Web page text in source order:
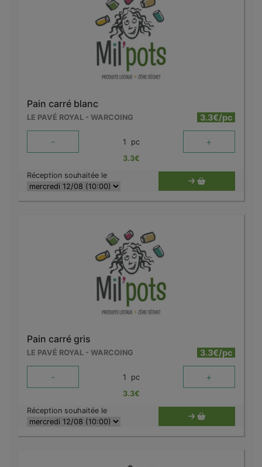
Pain carré blanc
LE PAVÉ ROYAL - WARCOING 3.3€/pc
- 1 pc +
3.3€
Réception souhaitée le
Pain carré gris
LE PAVÉ ROYAL - WARCOING 3.3€/pc
- 1 pc +
3.3€
Réception souhaitée le